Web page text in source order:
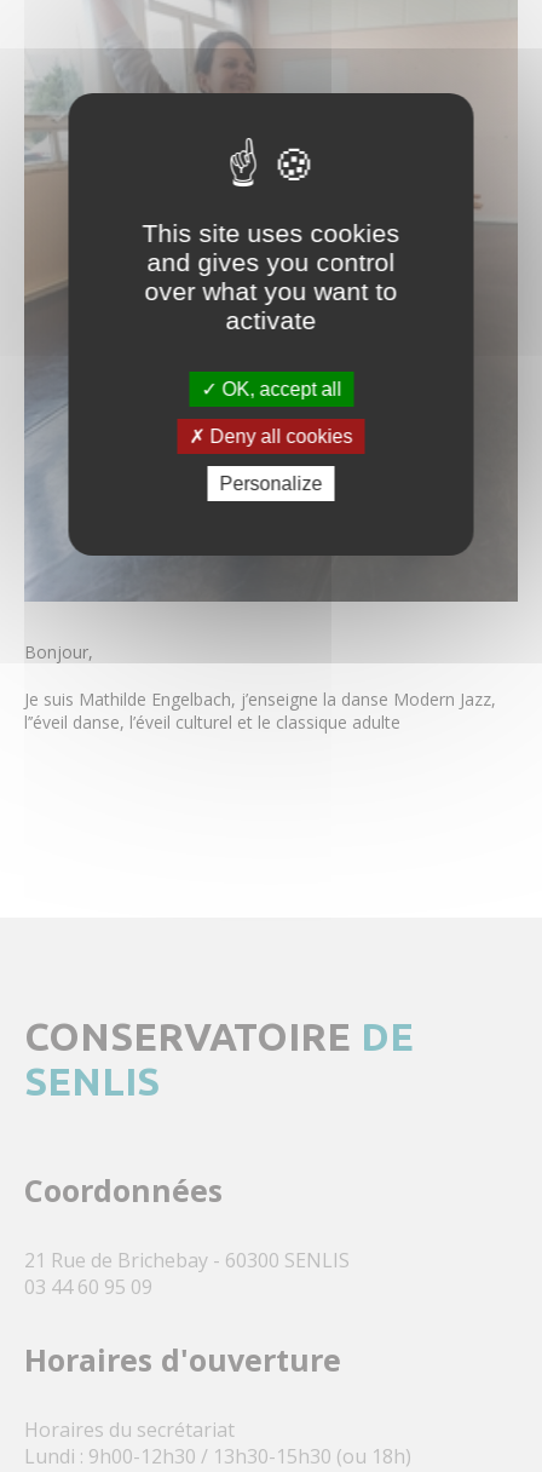
Violoncelle
Les professeurs
Valérie Bonardot
Aliénor Brugaillere
Patrice Couvez
Stéphane Chauveau
Benjamin Decoret
Mathilde Engelbach
Myriam Gallet
Claire Guilissen
Alexandre Koneski
Cécile Saquet
Barbara Skrodzka
Stephan Soeder
Céline Tourniaire
Joël Vancraeynest
Bonjour,
Je suis Mathilde Engelbach, j’enseigne la danse Modern Jazz,
l’’éveil danse, l’éveil culturel et le classique adulte
CONSERVATOIRE DE
SENLIS
Coordonnées
21 Rue de Brichebay - 60300 SENLIS
03 44 60 95 09
Horaires d'ouverture
Horaires du secrétariat
Lundi : 9h00-12h30 / 13h30-15h30 (ou 18h)
This site uses cookies
and gives you control
over what you want to
activate
OK, accept all
Deny all cookies
Personalize